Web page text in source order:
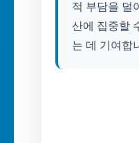
적 부담을 덜
산에 집중할
는 데 기여합